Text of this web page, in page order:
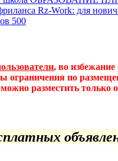
Rz-Work: для
500
, во
ограничения по
разместить только